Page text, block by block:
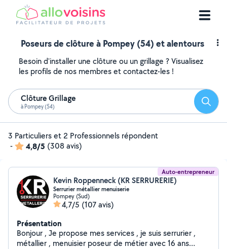
Poseurs de clôture à Pompey (54) et alentours
Besoin d'installer une clôture ou un grillage ? Visualisez
les profils de nos membres et contactez-les !
Clôture Grillage
à Pompey (54)
3 Particuliers et 2 Professionnels répondent
-
4,8/5 (308 avis)
Auto-entrepreneur
Kevin Roppenneck (KR SERRURERIE)
Serrurier métallier menuiserie
Pompey (Sud)
4,7/5 (107 avis)
Présentation
Bonjour , Je propose mes services , je suis serrurier ,
métallier , menuisier poseur de métier avec 16 ans